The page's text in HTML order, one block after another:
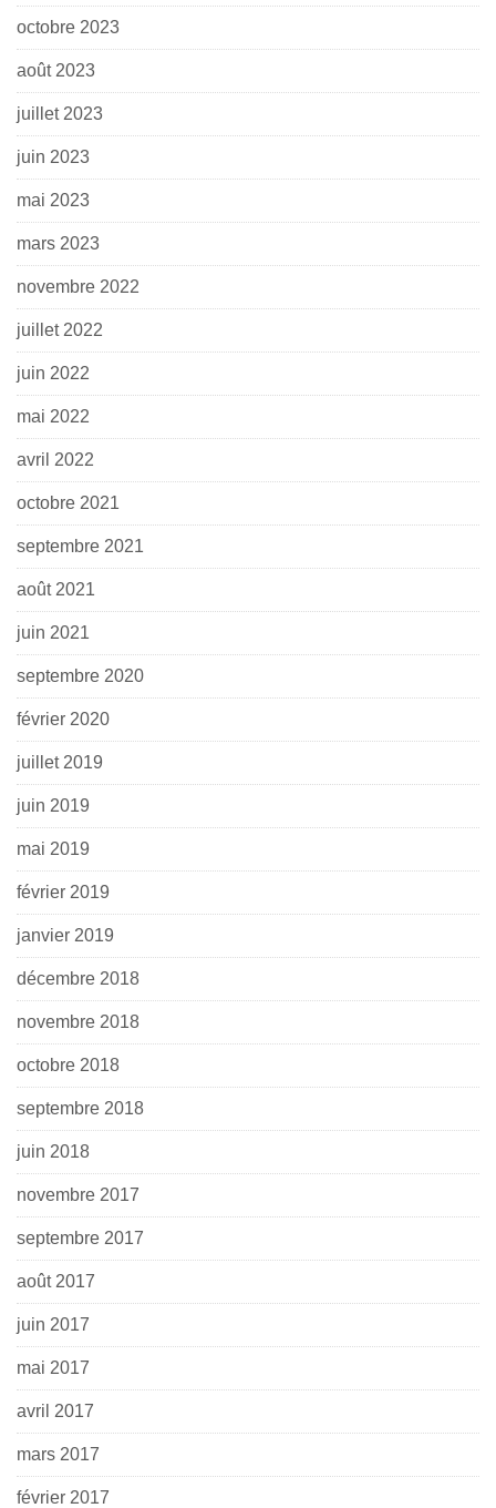
octobre 2023
août 2023
juillet 2023
juin 2023
mai 2023
mars 2023
novembre 2022
juillet 2022
juin 2022
mai 2022
avril 2022
octobre 2021
septembre 2021
août 2021
juin 2021
septembre 2020
février 2020
juillet 2019
juin 2019
mai 2019
février 2019
janvier 2019
décembre 2018
novembre 2018
octobre 2018
septembre 2018
juin 2018
novembre 2017
septembre 2017
août 2017
juin 2017
mai 2017
avril 2017
mars 2017
février 2017